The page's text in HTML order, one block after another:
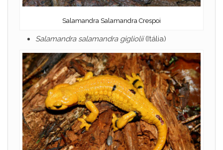
Salamandra Salamandra Crespoi
Salamandra salamandra gigliolii(Itália)